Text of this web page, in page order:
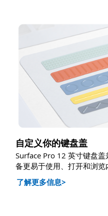
自定义你的键盘盖
Surface Pro 12 英寸键盘
备更易于使用、打开和浏览
了解更多信息>